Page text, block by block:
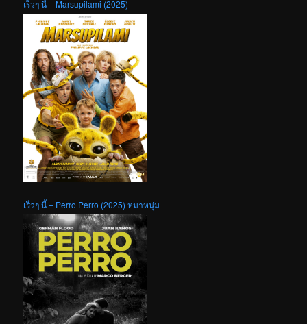
เร็วๆ นี้ – Marsupilami (2025)
เร็วๆ นี้ – Perro Perro (2025) หมาหนุ่ม